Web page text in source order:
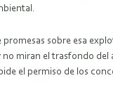
promesas sobre esa
no miran el trasfondo del
el permiso de los